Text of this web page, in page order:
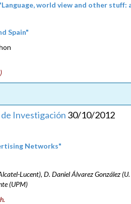
world view and other stuff:
Spain"
de Investigación 30/10/2012
Networks"
Lucent), D. Daniel Álvarez González (U.
(UPM)